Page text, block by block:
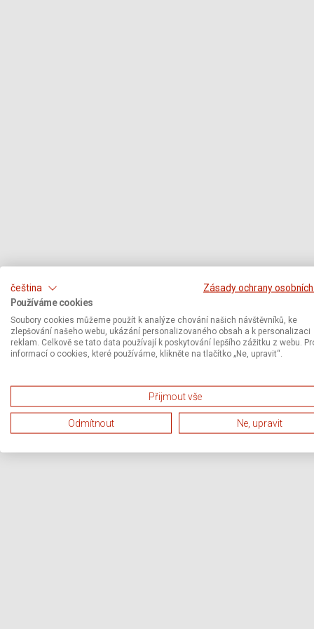
čeština
Zásady ochrany
Používáme cookies
Soubory cookies můžeme použít k analýze chování našich návštěvníků, ke
zlepšování našeho webu, ukázání personalizovaného obsah a k personalizaci
reklam. Celkově se tato data používají k poskytování lepšího zážitku z webu.
informací o cookies, které používáme, klikněte na tlačítko „Ne, upravit“.
Přijmout vše
Odmítnout Ne, upravit